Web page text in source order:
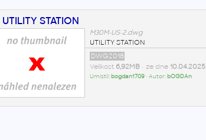
UTILITY STATION
M30M-US-2.dwg
UTILITY STATION
DWG2018
Velikost 6,92MB• ze dne 10.04.2025
Umístil: bogdan1709• Autor: bOGDAn